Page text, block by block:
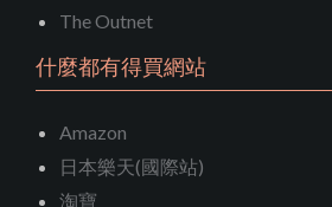
The Outnet
什麼都有得買網站
Amazon
日本樂天(國際站)
淘寶